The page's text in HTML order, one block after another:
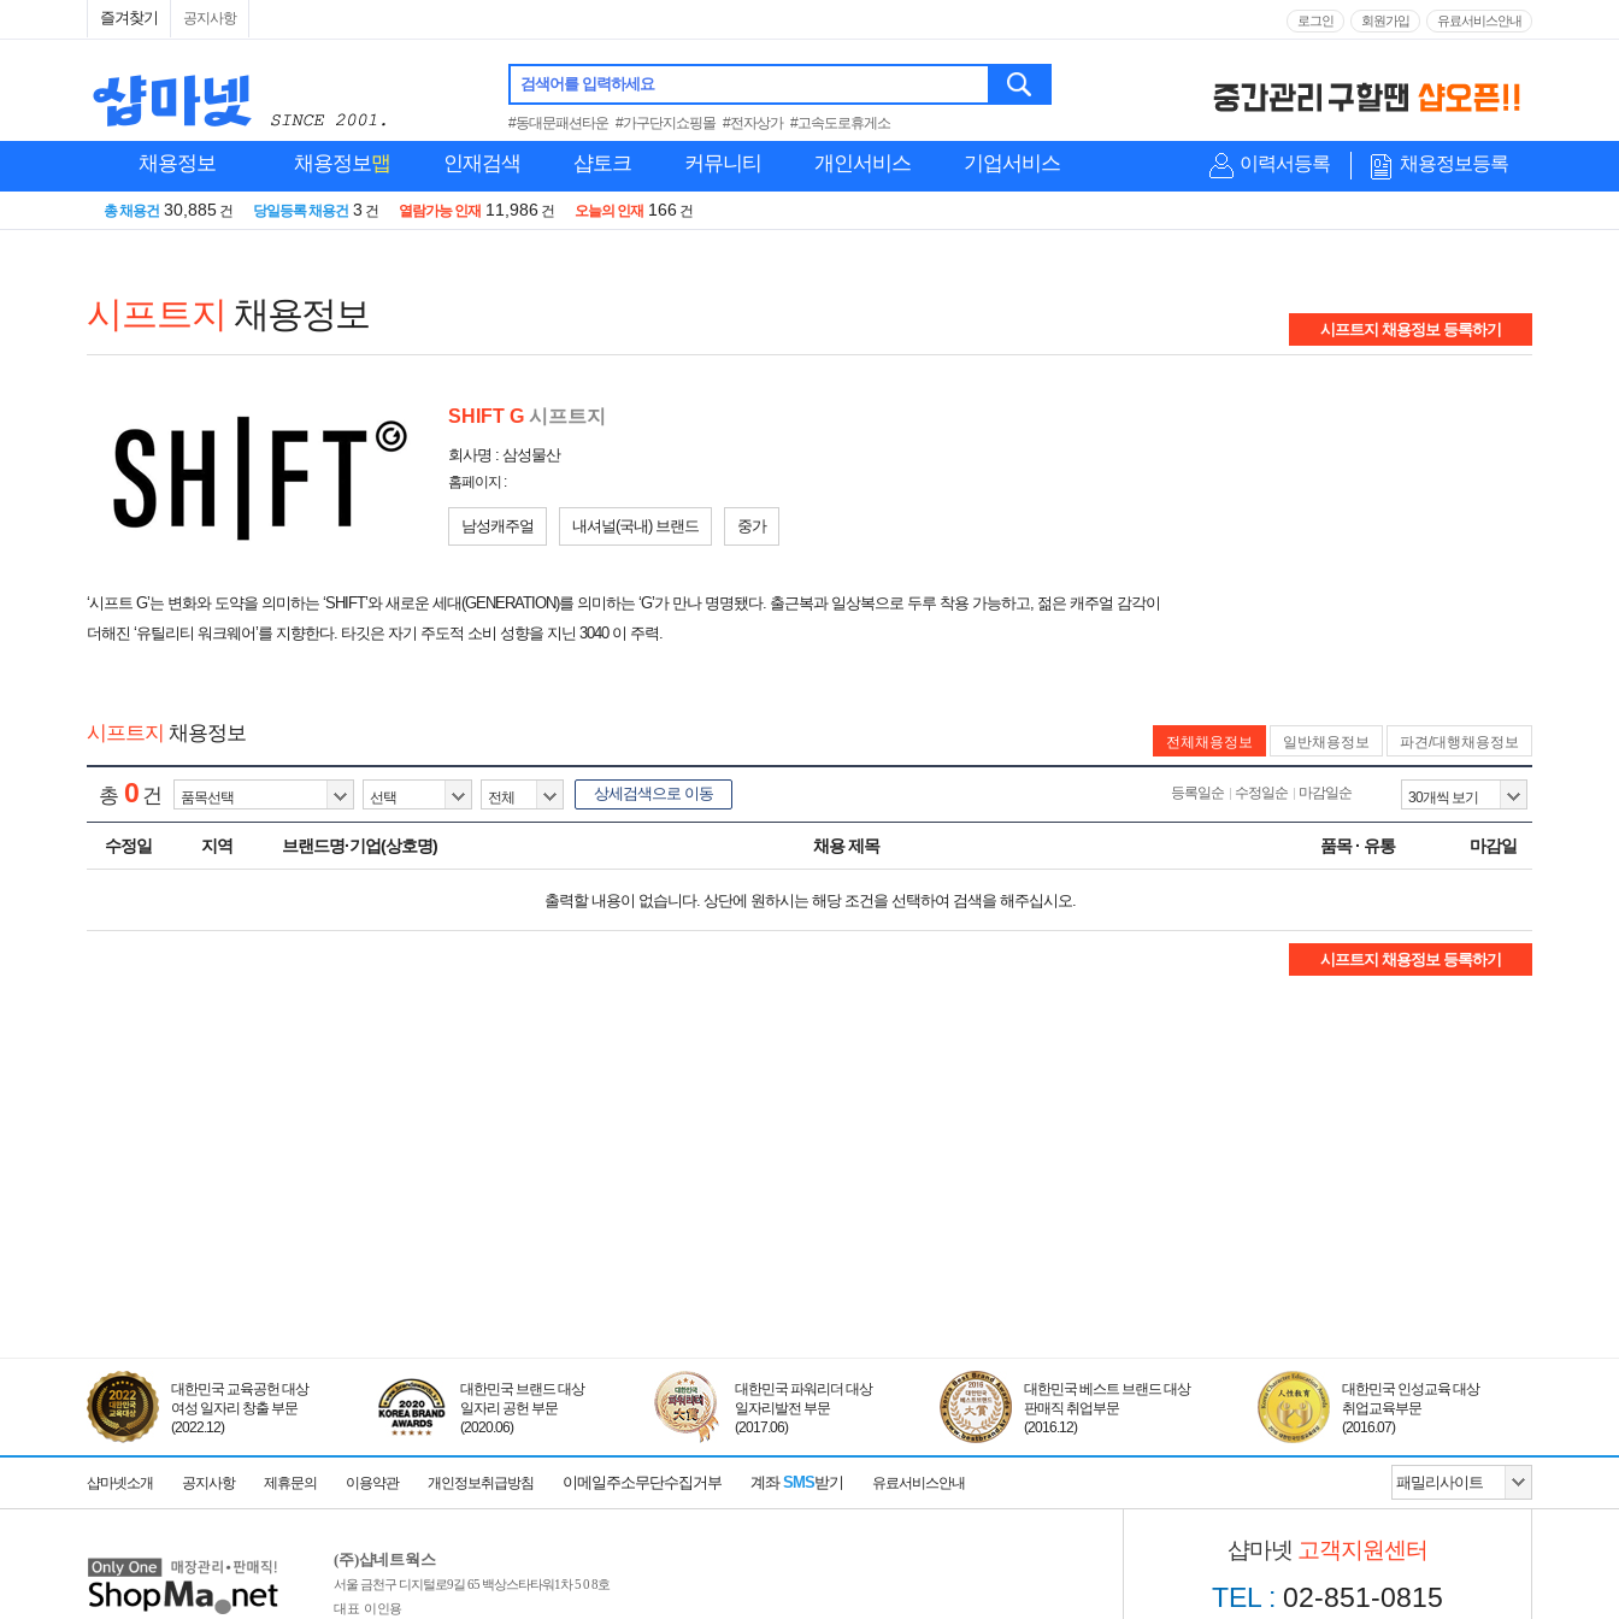
즐겨찾기 공지사항 로그인 회원가입 유료서비스안내
검색어를 입력하세요
#동대문패션타운 #가구단지쇼핑몰 #전자상가 #고속도로휴게소
채용정보 채용정보맵 인재검색 샵토크 커뮤니티 개인서비스 기업서비스 이력서등록 채용정보등록
총 채용건 30,885 건 당일등록 채용건 3 건 열람가능 인재 11,986 건 오늘의 인재 166 건
시프트지 채용정보
SHIFT G 시프트지
회사명 : 삼성물산
홈페이지 :
남성캐주얼 내셔널(국내) 브랜드 중가
‘시프트 G’는 변화와 도약을 의미하는 ‘SHIFT’와 새로운 세대(GENERATION)를 의미하는 ‘G’가 만나 명명됐다. 출근복과 일상복으로 두루 착용 가능하고, 젊은 캐주얼 감각이
더해진 ‘유틸리티 워크웨어’를 지향한다. 타깃은 자기 주도적 소비 성향을 지닌 3040 이 주력.
시프트지 채용정보 등록하기
시프트지 채용정보 전체채용정보 일반채용정보 파견/대행채용정보
총 0 건 상세검색으로 이동 등록일순 수정일순 마감일순
수정일 지역 브랜드명·기업(상호명) 채용 제목 품목 · 유통 마감일
출력할 내용이 없습니다. 상단에 원하시는 해당 조건을 선택하여 검색을 해주십시오.
시프트지 채용정보 등록하기
대한민국 교육공헌 대상
여성 일자리 창출 부문
(2022.12)
대한민국 브랜드 대상
일자리 공헌 부문
(2020.06)
대한민국 파워리더 대상
일자리발전 부문
(2017.06)
대한민국 베스트 브랜드 대상
판매직 취업부문
(2016.12)
대한민국 인성교육 대상
취업교육부문
(2016.07)
샵마넷소개 공지사항 제휴문의 이용약관 개인정보취급방침 이메일주소무단수집거부 계좌SMS받기 유료서비스안내
(주)샵네트웍스
서울 금천구 디지털로9길 65 백상스타타워1차 5 0 8호
대표 이인용
샵마넷 고객지원센터
TEL : 02-851-0815